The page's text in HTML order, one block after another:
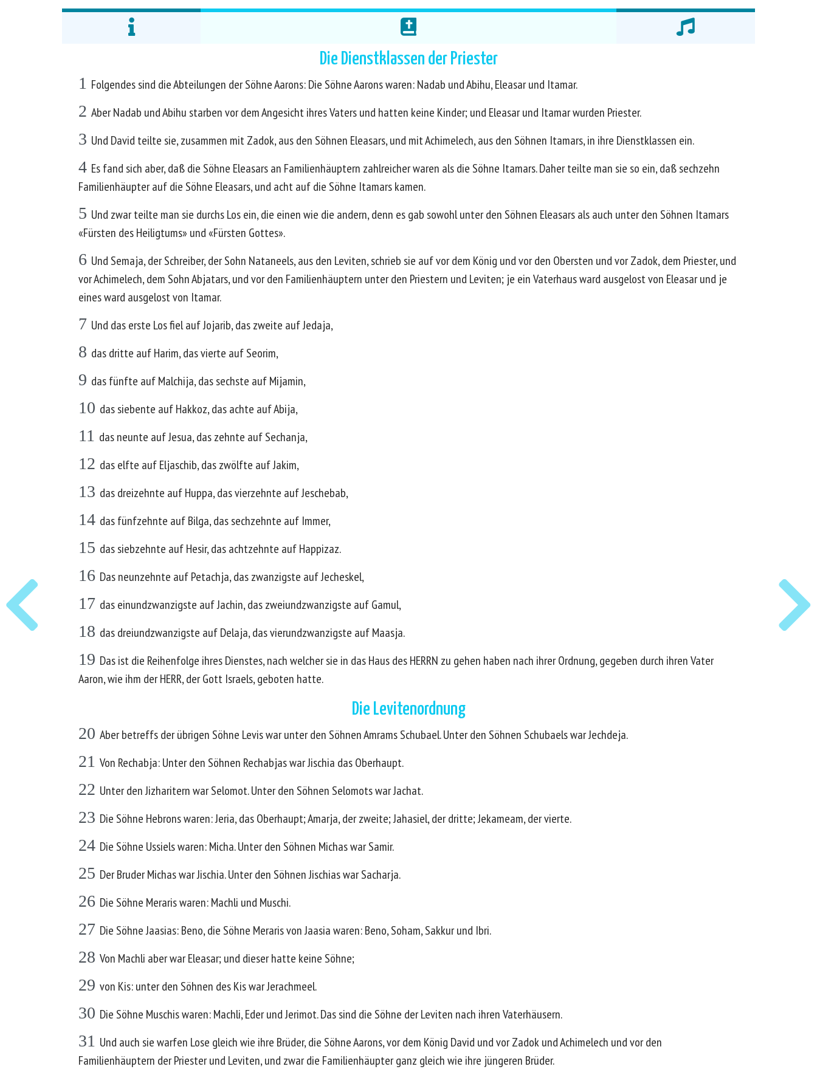
Die Dienstklassen der Priester
1 Folgendes sind die Abteilungen der Söhne Aarons: Die Söhne Aarons waren: Nadab und Abihu, Eleasar und Itamar.
2 Aber Nadab und Abihu starben vor dem Angesicht ihres Vaters und hatten keine Kinder; und Eleasar und Itamar wurden Priester.
3 Und David teilte sie, zusammen mit Zadok, aus den Söhnen Eleasars, und mit Achimelech, aus den Söhnen Itamars, in ihre Dienstklassen ein.
4 Es fand sich aber, daß die Söhne Eleasars an Familienhäuptern zahlreicher waren als die Söhne Itamars. Daher teilte man sie so ein, daß sechzehn
Familienhäupter auf die Söhne Eleasars, und acht auf die Söhne Itamars kamen.
5 Und zwar teilte man sie durchs Los ein, die einen wie die andern, denn es gab sowohl unter den Söhnen Eleasars als auch unter den Söhnen Itamars
«Fürsten des Heiligtums» und «Fürsten Gottes».
6 Und Semaja, der Schreiber, der Sohn Nataneels, aus den Leviten, schrieb sie auf vor dem König und vor den Obersten und vor Zadok, dem Priester, und
vor Achimelech, dem Sohn Abjatars, und vor den Familienhäuptern unter den Priestern und Leviten; je ein Vaterhaus ward ausgelost von Eleasar und je
eines ward ausgelost von Itamar.
7 Und das erste Los fiel auf Jojarib, das zweite auf Jedaja,
8 das dritte auf Harim, das vierte auf Seorim,
9 das fünfte auf Malchija, das sechste auf Mijamin,
10 das siebente auf Hakkoz, das achte auf Abija,
11 das neunte auf Jesua, das zehnte auf Sechanja,
12 das elfte auf Eljaschib, das zwölfte auf Jakim,
13 das dreizehnte auf Huppa, das vierzehnte auf Jeschebab,
14 das fünfzehnte auf Bilga, das sechzehnte auf Immer,
15 das siebzehnte auf Hesir, das achtzehnte auf Happizaz.
16 Das neunzehnte auf Petachja, das zwanzigste auf Jecheskel,
17 das einundzwanzigste auf Jachin, das zweiundzwanzigste auf Gamul,
18 das dreiundzwanzigste auf Delaja, das vierundzwanzigste auf Maasja.
19 Das ist die Reihenfolge ihres Dienstes, nach welcher sie in das Haus des HERRN zu gehen haben nach ihrer Ordnung, gegeben durch ihren Vater
Aaron, wie ihm der HERR, der Gott Israels, geboten hatte.
Die Levitenordnung
20 Aber betreffs der übrigen Söhne Levis war unter den Söhnen Amrams Schubael. Unter den Söhnen Schubaels war Jechdeja.
21 Von Rechabja: Unter den Söhnen Rechabjas war Jischia das Oberhaupt.
22 Unter den Jizharitern war Selomot. Unter den Söhnen Selomots war Jachat.
23 Die Söhne Hebrons waren: Jeria, das Oberhaupt; Amarja, der zweite; Jahasiel, der dritte; Jekameam, der vierte.
24 Die Söhne Ussiels waren: Micha. Unter den Söhnen Michas war Samir.
25 Der Bruder Michas war Jischia. Unter den Söhnen Jischias war Sacharja.
26 Die Söhne Meraris waren: Machli und Muschi.
27 Die Söhne Jaasias: Beno, die Söhne Meraris von Jaasia waren: Beno, Soham, Sakkur und Ibri.
28 Von Machli aber war Eleasar; und dieser hatte keine Söhne;
29 von Kis: unter den Söhnen des Kis war Jerachmeel.
30 Die Söhne Muschis waren: Machli, Eder und Jerimot. Das sind die Söhne der Leviten nach ihren Vaterhäusern.
31 Und auch sie warfen Lose gleich wie ihre Brüder, die Söhne Aarons, vor dem König David und vor Zadok und Achimelech und vor den
Familienhäuptern der Priester und Leviten, und zwar die Familienhäupter ganz gleich wie ihre jüngeren Brüder.